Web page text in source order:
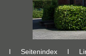
Ι Seitenindex Ι